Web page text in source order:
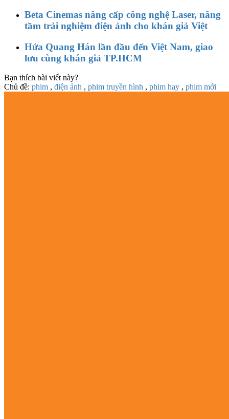
Beta Cinemas nâng cấp công nghệ Laser, nâng
tầm trải nghiệm điện ảnh cho khán giả Việt
Hứa Quang Hán lần đầu đến Việt Nam, giao
lưu cùng khán giả TP.HCM
Bạn thích bài viết này?
Chủ đề: phim , điện ảnh , phim truyền hình , phim hay , phim mới